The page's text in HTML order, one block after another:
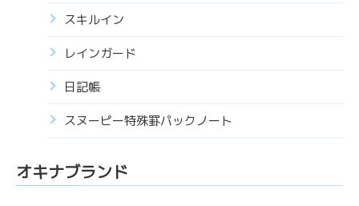
スキルイン
レインガード
日記帳
スヌーピー特殊罫パックノート
オキナブランド